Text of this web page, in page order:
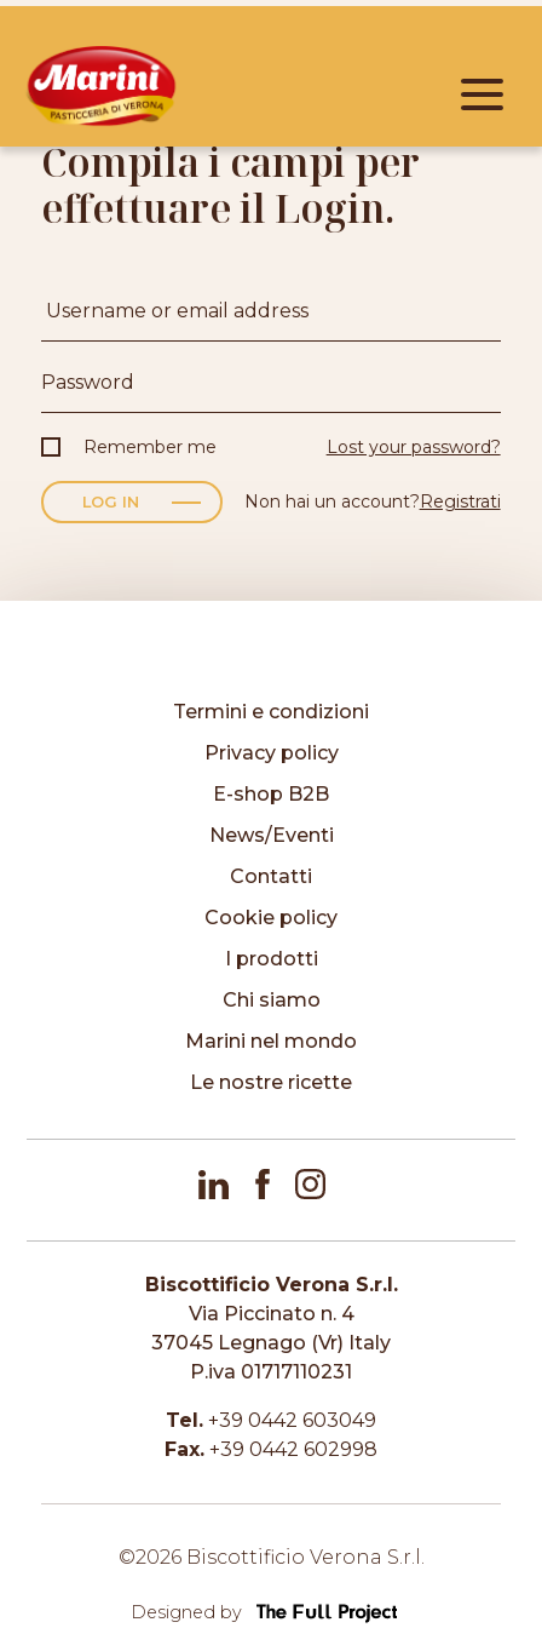
Compila i campi per
effettuare il Login.
Remember me Lost your password?
LOG IN Non hai un account?Registrati
Biscottificio Verona S.r.l.
Via Piccinato n. 4
37045 Legnago (Vr) Italy
P.iva 01717110231
Tel. +39 0442 603049
Fax. +39 0442 602998
I prodotti
Chi siamo
Marini nel mondo
Le nostre ricette
E-shop B2B
News/Eventi
Contatti
Cookie policy
Termini e condizioni
Privacy policy
©2026 Biscottificio Verona S.r.l.
Designed by